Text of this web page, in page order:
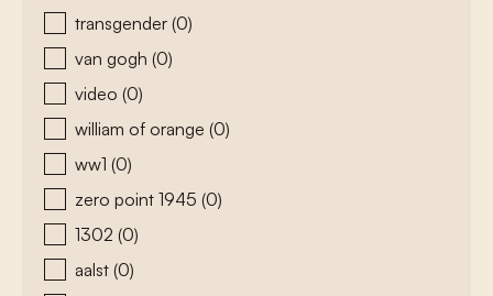
transgender (0)
van gogh (0)
video (0)
william of orange (0)
ww1 (0)
zero point 1945 (0)
1302 (0)
aalst (0)